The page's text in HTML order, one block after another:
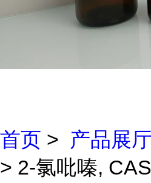
首页 > 产品展厅
> 2-氯吡嗪,